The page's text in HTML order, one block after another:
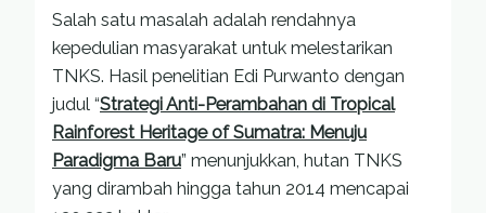
Salah satu masalah adalah rendahnya
kepedulian masyarakat untuk melestarikan
TNKS. Hasil penelitian Edi Purwanto dengan
judul “Strategi Anti-Perambahan di Tropical
Rainforest Heritage of Sumatra: Menuju
Paradigma Baru” menunjukkan, hutan TNKS
yang dirambah hingga tahun 2014 mencapai